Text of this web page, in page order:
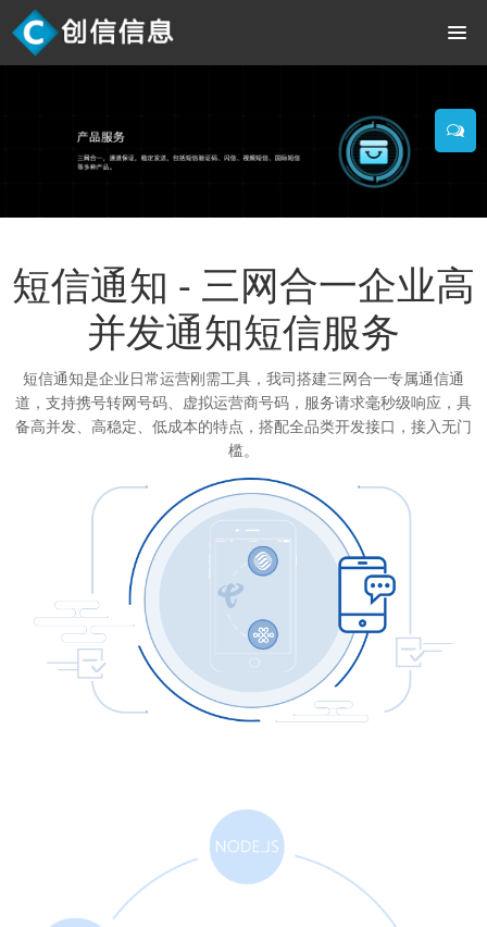
短信通知 - 三网合一企业高
并发通知短信服务
短信通知是企业日常运营刚需工具，我司搭建三网合一专属通信通
道，支持携号转网号码、虚拟运营商号码，服务请求毫秒级响应，具
备高并发、高稳定、低成本的特点，搭配全品类开发接口，接入无门
槛。